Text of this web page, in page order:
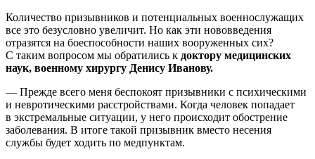
Количество призывников и потенциальных военнослужащих
все это безусловно увеличит. Но как эти нововведения
отразятся на боеспособности наших вооруженных сих?
С таким вопросом мы обратились к доктору медицинских
наук, военному хирургу Денису Иванову.
— Прежде всего меня беспокоят призывники с психическими
и невротическими расстройствами. Когда человек попадает
в экстремальные ситуации, у него происходит обострение
заболевания. В итоге такой призывник вместо несения
службы будет ходить по медпунктам.